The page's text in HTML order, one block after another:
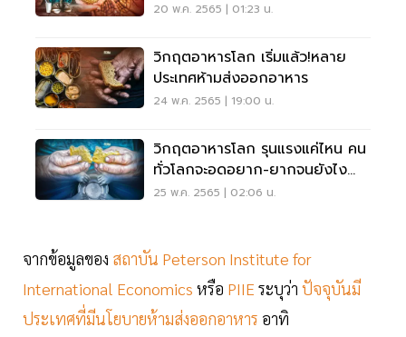
20 พ.ค. 2565 | 01:23 น.
วิกฤตอาหารโลก เริ่มแล้ว!หลาย
ประเทศห้ามส่งออกอาหาร
24 พ.ค. 2565 | 19:00 น.
วิกฤตอาหารโลก รุนแรงแค่ไหน คน
ทั่วโลกจะอดอยาก-ยากจนยังไง
ต้องฟัง
25 พ.ค. 2565 | 02:06 น.
จากข้อมูลของ สถาบัน Peterson Institute for
International Economics หรือ PIIE ระบุว่า ปัจจุบันมี
ประเทศที่มีนโยบายห้ามส่งออกอาหาร อาทิ